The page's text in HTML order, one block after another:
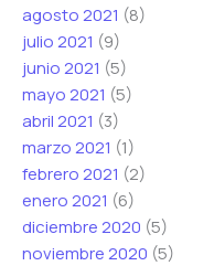
agosto 2021 (8)
julio 2021 (9)
junio 2021 (5)
mayo 2021 (5)
abril 2021 (3)
marzo 2021 (1)
febrero 2021 (2)
enero 2021 (6)
diciembre 2020 (5)
noviembre 2020 (5)